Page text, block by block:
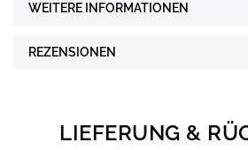
WEITERE INFORMATIONEN
REZENSIONEN
LIEFERUNG &